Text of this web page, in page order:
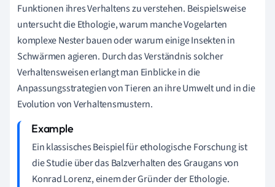
Funktionen ihres Verhaltens zu verstehen. Beispielsweise
untersucht die Ethologie, warum manche Vogelarten
komplexe Nester bauen oder warum einige Insekten in
Schwärmen agieren. Durch das Verständnis solcher
Verhaltensweisen erlangt man Einblicke in die
Anpassungsstrategien von Tieren an ihre Umwelt und in die
Evolution von Verhaltensmustern.
Ein klassisches Beispiel für ethologische Forschung ist
die Studie über das Balzverhalten des Graugans von
Konrad Lorenz, einem der Gründer der Ethologie.